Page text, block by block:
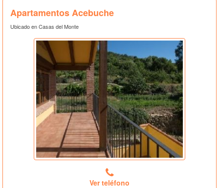
Apartamentos Acebuche
Ubicado en Casas del Monte
Ver teléfono